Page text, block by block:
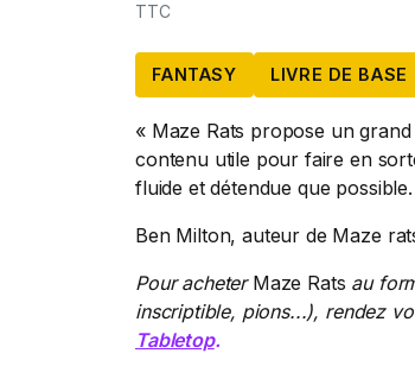
TTC
FANTASY LIVRE DE BASE
« Maze Rats propose un
contenu utile pour faire en
fluide et détendue que
Ben Milton, auteur de Maze
Pour acheter Maze Rats au
inscriptible, pions...), rendez
Tabletop.